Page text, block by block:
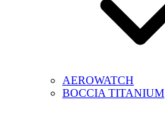
AEROWATCH
BOCCIA TITANIUM